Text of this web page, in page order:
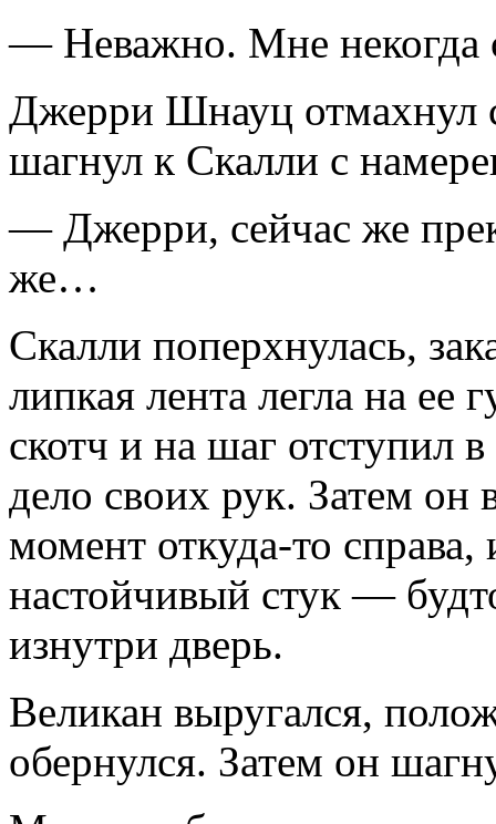
— Неважно. Мне некогда
Джерри Шнауц отмахнул
шагнул к Скалли с
— Джерри, сейчас же
же…
Скалли поперхнулась,
липкая лента легла на
скотч и на шаг отступил
дело своих рук. Затем он
момент откуда-то справа,
настойчивый стук —
изнутри дверь.
Великан выругался,
обернулся. Затем он